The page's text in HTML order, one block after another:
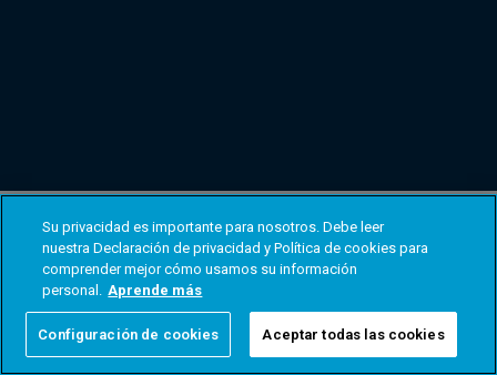
Su privacidad es importante para nosotros. Debe leer
nuestra Declaración de privacidad y Política de cookies para
comprender mejor cómo usamos su información
personal. Aprende más
Configuración de cookies Aceptar todas las cookies